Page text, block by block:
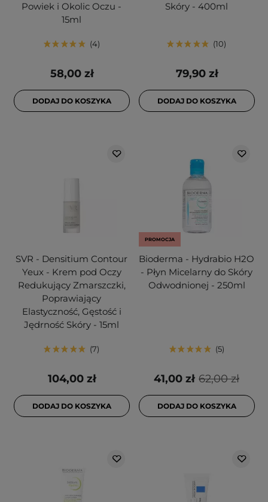
Powiek i Okolic Oczu -
15ml
4
58,00 zł
DODAJ DO KOSZYKA
Skóry - 400ml
10
79,90 zł
DODAJ DO KOSZYKA
SVR - Densitium Contour
Yeux - Krem pod Oczy
Redukujący Zmarszczki,
Poprawiający
Elastyczność, Gęstość i
Jędrność Skóry - 15ml
7
104,00 zł
DODAJ DO KOSZYKA
PROMOCJA
Bioderma - Hydrabio H2O
- Płyn Micelarny do Skóry
Odwodnionej - 250ml
5
62,00 zł
41,00 zł
DODAJ DO KOSZYKA